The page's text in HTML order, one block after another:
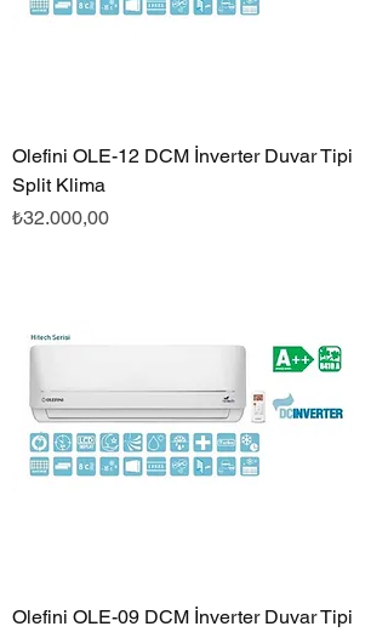
Olefini OLE-12 DCM İnverter Duvar Tipi
Split Klima
Fiyat
₺32.000,00
Olefini OLE-09 DCM İnverter Duvar Tipi